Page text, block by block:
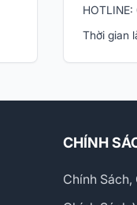
HOTLINE:
Thời gian
CHÍNH
Chính